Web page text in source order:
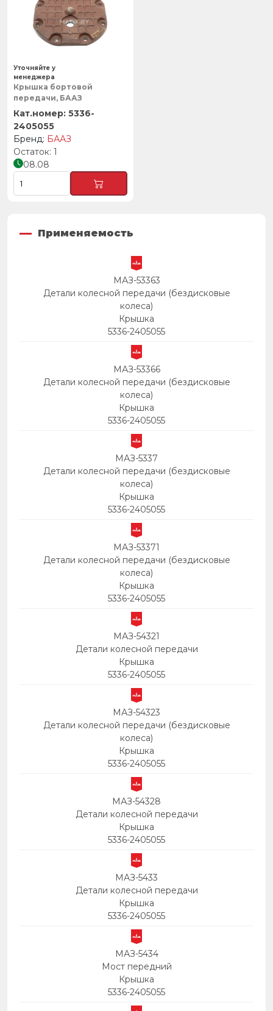
Крышка бортовой
передачи, БААЗ
5336-
2405055
БААЗ
1
08.08
Уточняйте у
менеджера
Применяемость
МАЗ-53363
Детали колесной передачи (бездисковые
колеса)
Крышка
5336-2405055
МАЗ-53366
Детали колесной передачи (бездисковые
колеса)
Крышка
5336-2405055
МАЗ-5337
Детали колесной передачи (бездисковые
колеса)
Крышка
5336-2405055
МАЗ-53371
Детали колесной передачи (бездисковые
колеса)
Крышка
5336-2405055
МАЗ-54321
Детали колесной передачи
Крышка
5336-2405055
МАЗ-54323
Детали колесной передачи (бездисковые
колеса)
Крышка
5336-2405055
МАЗ-54328
Детали колесной передачи
Крышка
5336-2405055
МАЗ-5433
Детали колесной передачи
Крышка
5336-2405055
МАЗ-5434
Мост передний
Крышка
5336-2405055